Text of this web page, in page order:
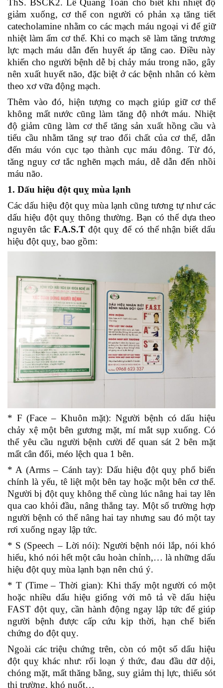
ThS. BSCK2. Lê Quang Toàn cho biết khi nhiệt độ
giảm xuống, cơ thể con người có phản xạ tăng tiết
catecholamine nhằm co các mạch máu ngoại vi để giữ
nhiệt làm ấm cơ thể. Khi co mạch sẽ làm tăng trương
lực mạch máu dẫn đến huyết áp tăng cao. Điều này
khiến cho người bệnh dễ bị chảy máu trong não, gây
nên xuất huyết não, đặc biệt ở các bệnh nhân có kèm
theo xơ vữa động mạch.
Thêm vào đó, hiện tượng co mạch giúp giữ cơ thể
không mất nước cũng làm tăng độ nhớt máu. Nhiệt
độ giảm cũng làm cơ thể tăng sản xuất hồng cầu và
tiểu cầu nhằm tăng sự trao đổi chất của cơ thể, dẫn
đến máu vón cục tạo thành cục máu đông. Từ đó,
tăng nguy cơ tắc nghẽn mạch máu, dễ dẫn đến nhồi
máu não.
1. Dấu hiệu đột quỵ mùa lạnh
Các dấu hiệu đột quỵ mùa lạnh cũng tương tự như các
dấu hiệu đột quỵ thông thường. Bạn có thể dựa theo
nguyên tắc F.A.S.Tđột quỵ để có thể nhận biết dấu
hiệu đột quỵ, bao gồm:
* F (Face – Khuôn mặt): Người bệnh có dấu hiệu
chảy xệ một bên gương mặt, mí mắt sụp xuống. Có
thể yêu cầu người bệnh cười để quan sát 2 bên mặt
mất cân đối, méo lệch qua 1 bên.
* A (Arms – Cánh tay): Dấu hiệu đột quỵ phổ biến
chính là yếu, tê liệt một bên tay hoặc một bên cơ thể.
Người bị đột quỵ không thể cùng lúc nâng hai tay lên
qua cao khỏi đầu, nâng thẳng tay. Một số trường hợp
người bệnh có thể nâng hai tay nhưng sau đó một tay
rơi xuống ngay lập tức.
* S (Speech – Lời nói): Người bệnh nói lắp, nói khó
hiểu, khó nói hết một câu hoàn chỉnh,… là những dấu
hiệu đột quỵ mùa lạnh bạn nên chú ý.
* T (Time – Thời gian): Khi thấy một người có một
hoặc nhiều dấu hiệu giống với mô tả về dấu hiệu
FAST đột quỵ, cần hành động ngay lập tức để giúp
người bệnh được cấp cứu kịp thời, hạn chế biến
chứng do đột quỵ.
Ngoài các triệu chứng trên, còn có một số dấu hiệu
đột quỵ khác như: rối loạn ý thức, đau đầu dữ dội,
chóng mặt, mất thăng bằng, suy giảm thị lực, thiếu sót
thị trường, khó nuốt…